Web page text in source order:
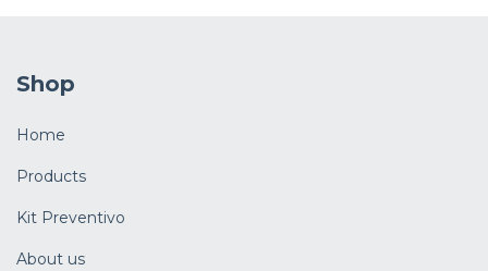
Shop
Home
Products
Kit Preventivo
About us